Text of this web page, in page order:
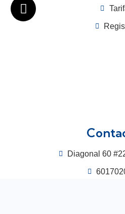
Diagonal 60